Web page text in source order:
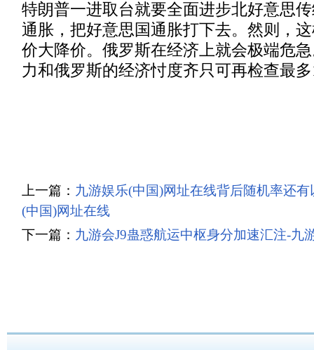
特朗普一进取台就要全面进步北好意思
通胀，把好意思国通胀打下去。然则，
价大降价。俄罗斯在经济上就会极端危
力和俄罗斯的经济忖度齐只可再检查最
上一篇： 九游娱乐(中国)网址在线背后随机率还
(中国)网址在线
下一篇： 九游会J9蛊惑航运中枢身分加速汇注-九